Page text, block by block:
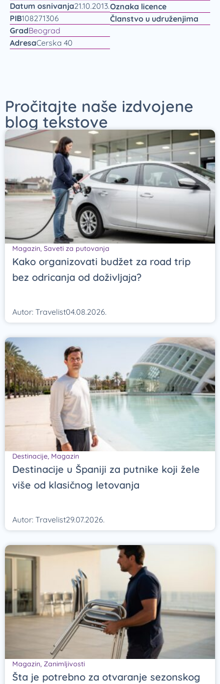
Datum osnivanja21.10.2013.
PIB108271306
GradBeograd
AdresaCerska 40
Oznaka licence
Članstvo u udruženjima
Pročitajte naše izdvojene
blog tekstove
Magazin, Saveti za putovanja
Kako organizovati budžet za road trip
bez odricanja od doživljaja?
Autor: Travelist04.08.2026.
Destinacije, Magazin
Destinacije u Španiji za putnike koji žele
više od klasičnog letovanja
Autor: Travelist29.07.2026.
Magazin, Zanimljivosti
Šta je potrebno za otvaranje sezonskog